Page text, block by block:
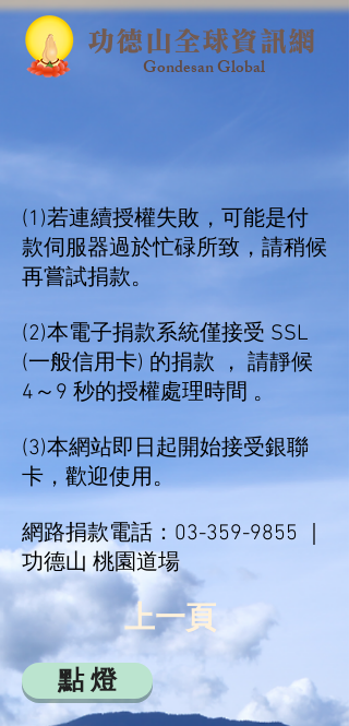
功德山全球資訊網
Gondesan Global
(1)若連續授權失敗，可能是付
款伺服器過於忙碌所致，請稍候
再嘗試捐款。
(2)本電子捐款系統僅接受 SSL
(一般信用卡) 的捐款 ， 請靜候
4～9 秒的授權處理時間 。
(3)本網站即日起開始接受銀聯
卡，歡迎使用。
網路捐款電話： 03-359-9855
功德山 桃園道場
上一頁
點 燈